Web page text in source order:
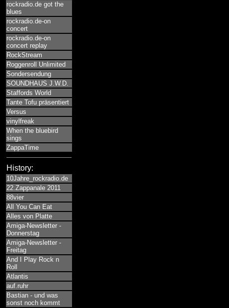
rockradio.de got the
blues
rockradio.de-on
concert
rockradio.de-on
concert replay
RockStream
Roggenroll Unlimited
Sondersendung
SOUNDHAUS J.W.D.
Staffords World
Tante Tofu präsentiert
Versus
vinylfreak
When the bluebird
sings
ZappaTime
History:
10Jahre_rockradio.de
22.Zappanale 2011
88vier
All You Can Eat
Alles von Platte
Amiga-Newsletter -
Donnerstag
Amiga-Newsletter -
Freitag
And I Play Rock n
Roll
Atlantis
auf.ruhr
Bastian - und was
sonst noch kommt